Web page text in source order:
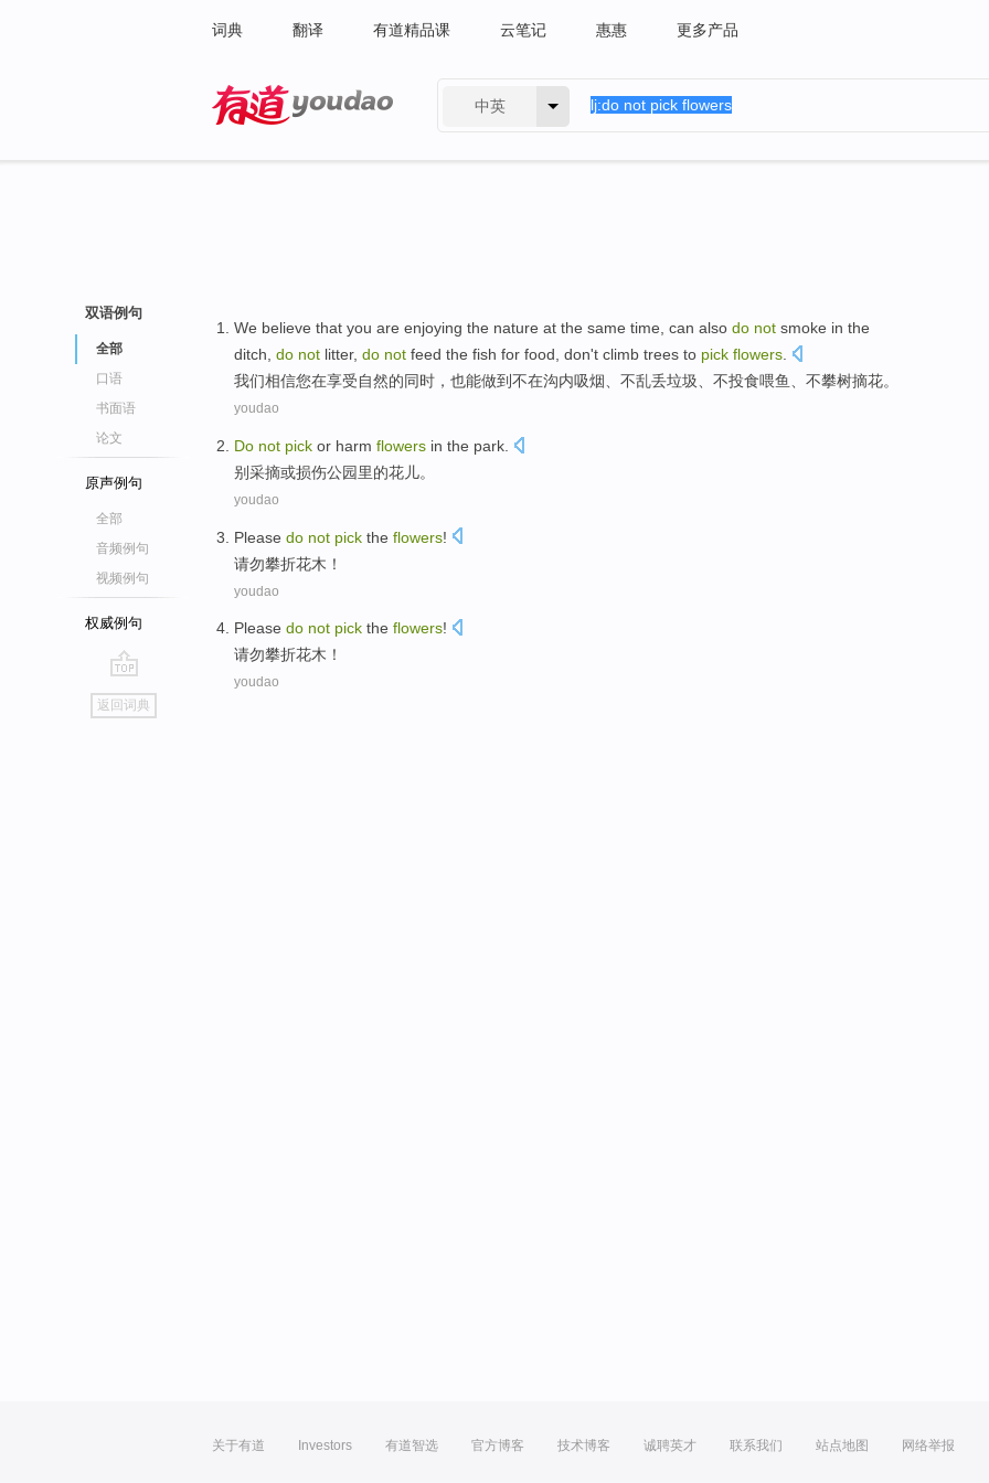
词典 翻译 有道精品课 云笔记 惠惠 更多产品
中英
双语例句
全部
口语
书面语
论文
原声例句
全部
音频例句
视频例句
权威例句
go
top
返回词典
We believe that you are enjoying the nature at the same time can also do not smoke in the
ditch do not litter, do not feed the fish for food, don't climb trees to pick flowers
我们相信您在享受自然的同时 ， 也能做到不在沟内吸烟 不乱丢垃圾 、不投食喂鱼 不攀树摘花。
youdao
Do not pick or harm flowers in the park
别采摘或损伤公园里的花儿。
youdao
Please do not pick the flowers!
请勿攀折花木 ！
youdao
Please do not pick the flowers!
请勿攀折花木 ！
youdao
关于有道 Investors 有道智选 官方博客 技术博客 诚聘英才 联系我们 站点地图 网络举报